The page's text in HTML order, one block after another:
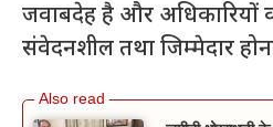
जवाबदेह है और अधिकारियों
संवेदनशील तथा जिम्मेदार